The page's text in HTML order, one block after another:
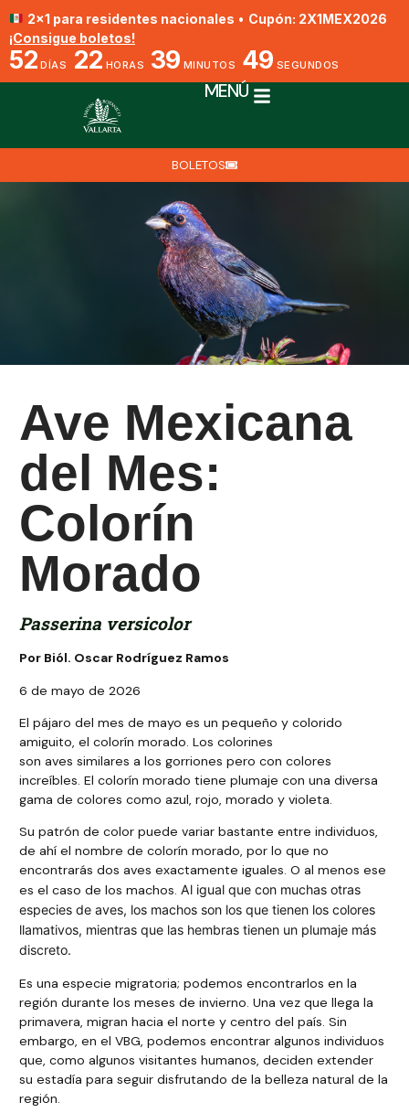
2x1 para residentes nacionales • Cupón: 2X1MEX2026
¡Consigue boletos!
52 DÍAS 22 HORAS 39 MINUTOS 49 SEGUNDOS
MENÚ
BOLETOS
Ave Mexicana
del Mes:
Colorín
Morado
Passerina versicolor
Por Biól. Oscar Rodríguez Ramos
6 de mayo de 2026
El pájaro del mes de mayo es un pequeño y colorido
amiguito, el colorín morado. Los colorines
son aves similares a los gorriones pero con colores
increíbles. El colorín morado tiene plumaje con una diversa
gama de colores como azul, rojo, morado y violeta.
Su patrón de color puede variar bastante entre individuos,
de ahí el nombre de colorín morado, por lo que no
encontrarás dos aves exactamente iguales. O al menos ese
es el caso de los machos.Al igual que con muchas otras
especies de aves, los machos son los que tienen los colores
llamativos, mientras que las hembras tienen un plumaje más
discreto.
Es una especie migratoria; podemos encontrarlos en la
región durante los meses de invierno. Una vez que llega la
primavera, migran hacia el norte y centro del país. Sin
embargo, en el VBG, podemos encontrar algunos individuos
que, como algunos visitantes humanos, deciden extender
su estadía para seguir disfrutando de la belleza natural de la
región.